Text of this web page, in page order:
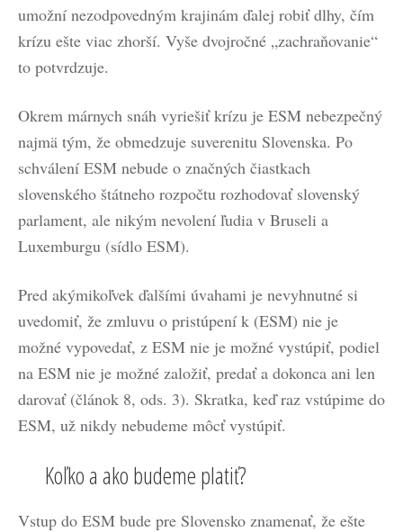
umožní nezodpovedným krajinám ďalej robiť dlhy, čím
krízu ešte viac zhorší. Vyše dvojročné „zachraňovanie“
to potvrdzuje.
Okrem márnych snáh vyriešiť krízu je ESM nebezpečný
najmä tým, že obmedzuje suverenitu Slovenska. Po
schválení ESM nebude o značných čiastkach
slovenského štátneho rozpočtu rozhodovať slovenský
parlament, ale nikým nevolení ľudia v Bruseli a
Luxemburgu (sídlo ESM).
Pred akýmikoľvek ďalšími úvahami je nevyhnutné si
uvedomiť, že zmluvu o pristúpení k (ESM) nie je
možné vypovedať, z ESM nie je možné vystúpiť, podiel
na ESM nie je možné založiť, predať a dokonca ani len
darovať (článok 8, ods. 3). Skratka, keď raz vstúpime do
ESM, už nikdy nebudeme môcť vystúpiť.
Koľko a ako budeme platiť?
Vstup do ESM bude pre Slovensko znamenať, že ešte